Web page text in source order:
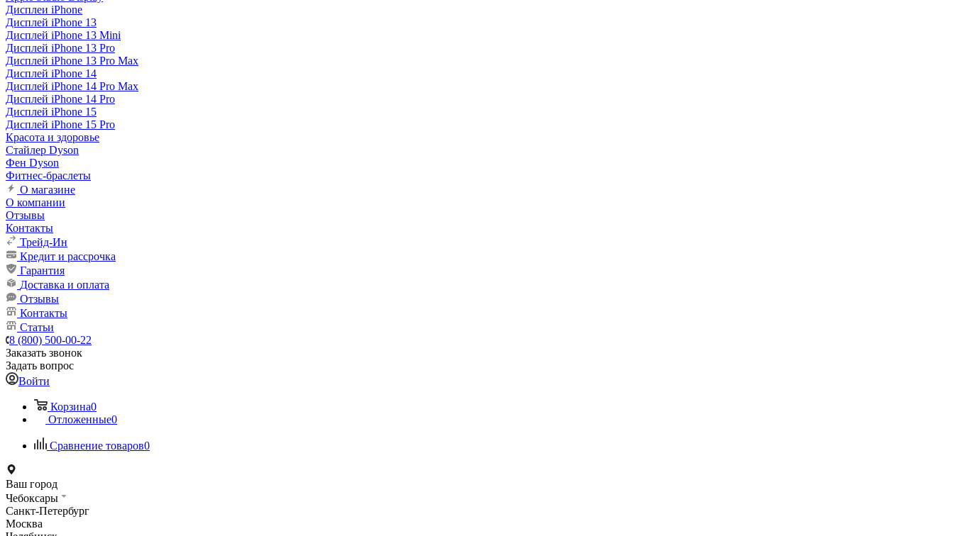
Дисплеи iPhone
Дисплей iPhone 13
Дисплей iPhone 13 Mini
Дисплей iPhone 13 Pro
Дисплей iPhone 13 Pro Max
Дисплей iPhone 14
Дисплей iPhone 14 Pro Max
Дисплей iPhone 14 Pro
Дисплей iPhone 15
Дисплей iPhone 15 Pro
Красота и здоровье
Стайлер Dyson
Фен Dyson
Фитнес-браслеты
О магазине
О компании
Отзывы
Контакты
Трейд-Ин
Кредит и рассрочка
Гарантия
Доставка и оплата
Отзывы
Контакты
Статьи
8 (800) 500-00-22
Заказать звонок
Задать вопрос
Войти
Корзина0
Отложенные0
Сравнение товаров0
Ваш город
Чебоксары
Санкт-Петербург
Москва